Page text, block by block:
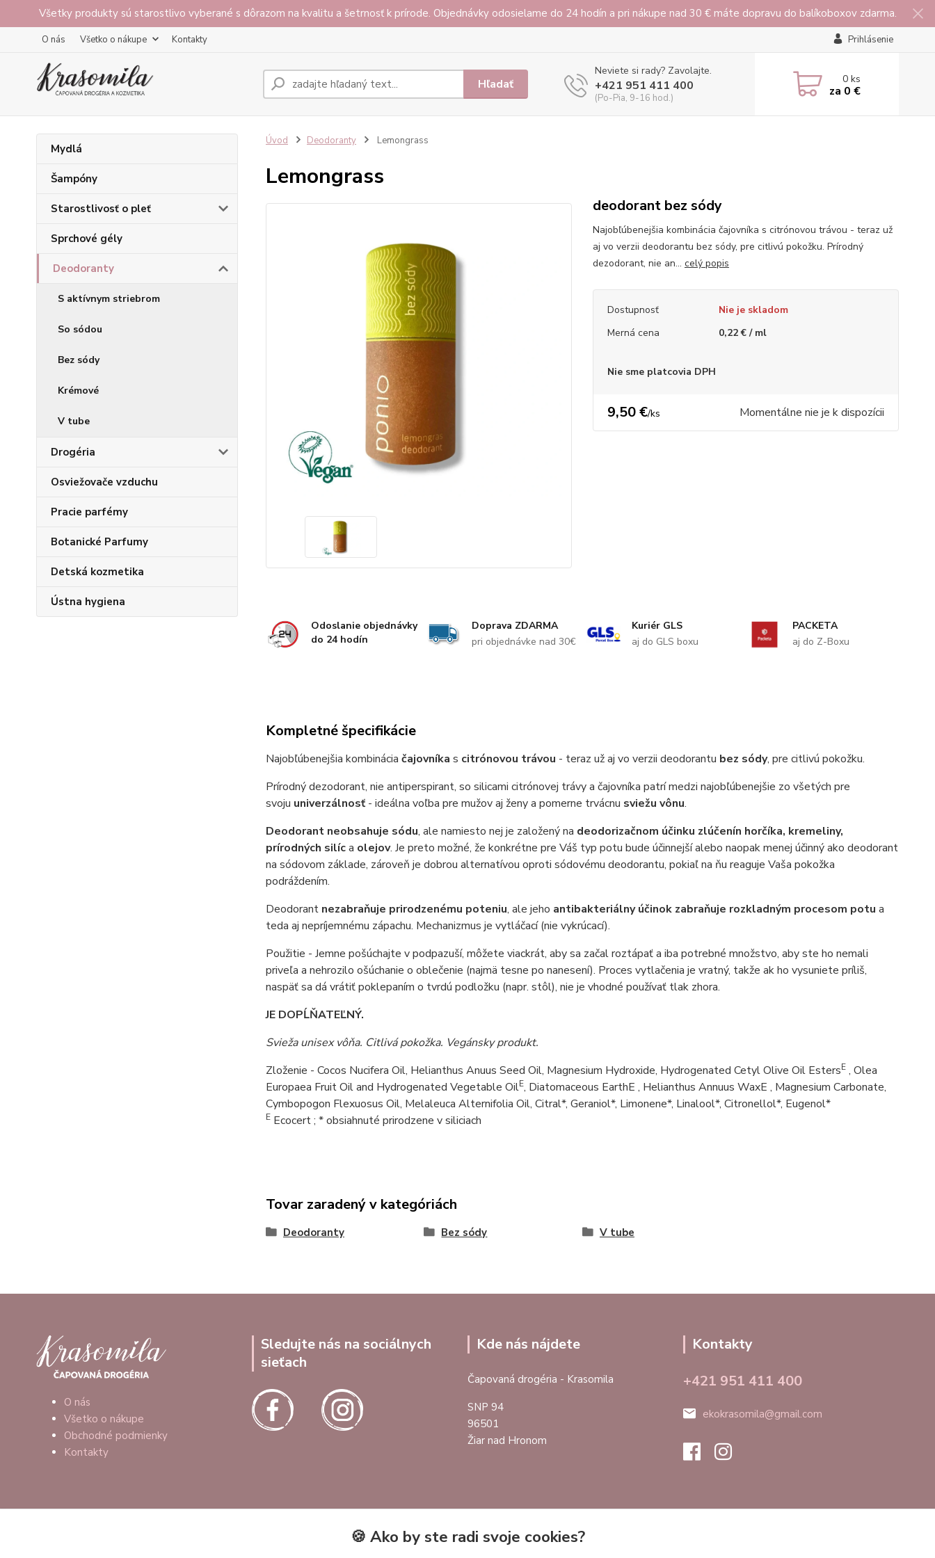
Všetky produkty sú starostlivo vyberané s dôrazom na kvalitu a šetrnosť k prírode. Objednávky odosielame do 24 hodín a pri nákupe nad 30 € máte dopravu do balíkoboxov zdarma.
O nás Všetko o nákupe Kontakty Prihlásenie
Hľadať
Neviete si rady? Zavolajte.
+421 951 411 400
(Po-Pia, 9-16 hod.)
0ks
za 0 €
Mydlá
Šampóny
Starostlivosť o pleť
Sprchové gély
Deodoranty
S aktívnym striebrom
So sódou
Bez sódy
Krémové
V tube
Drogéria
Osviežovače vzduchu
Pracie parfémy
Botanické Parfumy
Detská kozmetika
Ústna hygiena
Úvod Deodoranty Lemongrass
Lemongrass
deodorant bez sódy
Najobľúbenejšia kombinácia čajovníka s citrónovou trávou - teraz už
aj vo verzii deodorantu bez sódy, pre citlivú pokožku. Prírodný
dezodorant, nie an... celý popis
Dostupnosť
Nie je skladom
Merná cena
0,22 € / ml
Nie sme platcovia DPH
9,50 €/ks Momentálne nie je k dispozícii
Odoslanie objednávky
do 24 hodín
Doprava ZDARMA
pri objednávke nad 30€
Kuriér GLS
aj do GLS boxu
PACKETA
aj do Z-Boxu
Kompletné špecifikácie
Najobľúbenejšia kombinácia čajovníka s citrónovou trávou - teraz už aj vo verzii deodorantu bez sódy, pre citlivú pokožku.
Prírodný dezodorant, nie antiperspirant, so silicami citrónovej trávy a čajovníka patrí medzi najobľúbenejšie zo všetých pre
svoju univerzálnosť- ideálna voľba pre mužov aj ženy a pomerne trvácnu sviežu vônu.
Deodorant neobsahuje sódu, ale namiesto nej je založený na deodorizačnom účinku zlúčenín horčíka, kremeliny,
prírodných silíca olejov. Je preto možné, že konkrétne pre Váš typ potu bude účinnejší alebo naopak menej účinný ako deodorant
na sódovom základe, zároveň je dobrou alternatívou oproti sódovému deodorantu, pokiaľ na ňu reaguje Vaša pokožka
podráždením.
Deodorant nezabraňuje prirodzenému poteniu, ale jeho antibakteriálny účinok zabraňuje rozkladným procesom potu a
teda aj nepríjemnému zápachu. Mechanizmus je vytláčací (nie vykrúcací).
Použitie - Jemne pošúchajte v podpazuší, môžete viackrát, aby sa začal roztápať a iba potrebné množstvo, aby ste ho nemali
priveľa a nehrozilo ošúchanie o oblečenie (najmä tesne po nanesení). Proces vytlačenia je vratný, takže ak ho vysuniete príliš,
naspäť sa dá vrátiť poklepaním o tvrdú podložku (napr. stôl), nie je vhodné používať tlak zhora.
JE DOPĹŇATEĽNÝ.
Svieža unisex vôňa. Citlivá pokožka. Vegánsky produkt.
Zloženie - Cocos Nucifera Oil, Helianthus Anuus Seed Oil, Magnesium Hydroxide, Hydrogenated Cetyl Olive Oil EstersE, Olea
Europaea Fruit Oil and Hydrogenated Vegetable OilE, Diatomaceous EarthE , Helianthus Annuus WaxE , Magnesium Carbonate,
Cymbopogon Flexuosus Oil, Melaleuca Alternifolia Oil, Citral*, Geraniol*, Limonene*, Linalool*, Citronellol*, Eugenol*
EEcocert ; * obsiahnuté prirodzene v siliciach
Tovar zaradený v kategóriách
Deodoranty Bez sódy V tube
O nás
Všetko o nákupe
Obchodné podmienky
Kontakty
Sledujte nás na sociálnych
sieťach
Kde nás nájdete
Čapovaná drogéria - Krasomila
SNP 94
96501
Žiar nad Hronom
Kontakty
+421 951 411 400
ekokrasomila@gmail.com
🍪 Ako by ste radi svoje cookies?